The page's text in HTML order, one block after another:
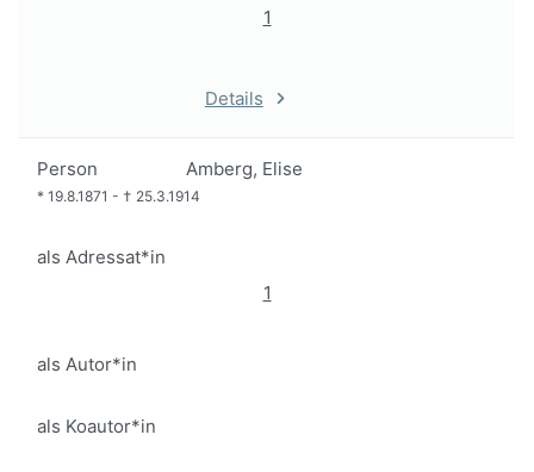
1
Details
Person Amberg, Elise
* 19.8.1871 - † 25.3.1914
als Adressat*in
1
als Autor*in
als Koautor*in